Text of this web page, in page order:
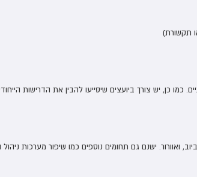
תקשורת)
כמו כן, יש צורך ביועצים שיסייעו להבין את הדרישות
ואוורור. ישנם גם תחומים נוספים כמו שיפור מערכות